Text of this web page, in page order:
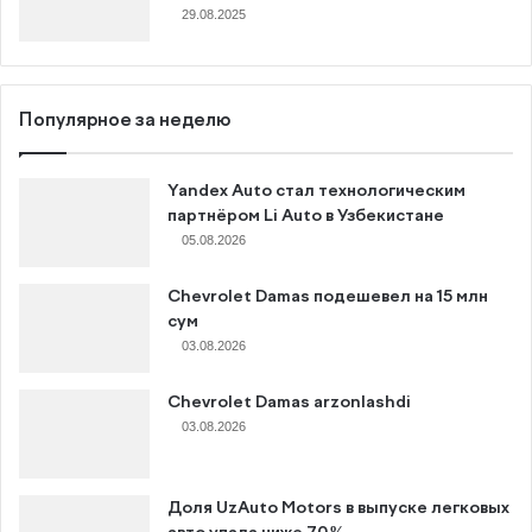
29.08.2025
Популярное за неделю
Yandex Auto стал технологическим
партнёром Li Auto в Узбекистане
05.08.2026
Chevrolet Damas подешевел на 15 млн
сум
03.08.2026
Chevrolet Damas arzonlashdi
03.08.2026
Доля UzAuto Motors в выпуске легковых